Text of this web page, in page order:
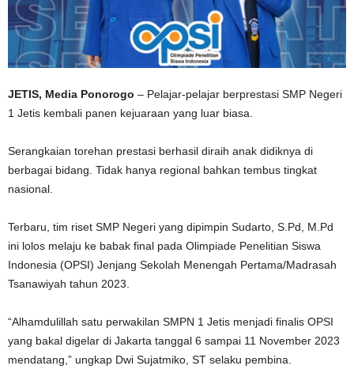
JETIS, Media Ponorogo – Pelajar-pelajar berprestasi SMP Negeri
1 Jetis kembali panen kejuaraan yang luar biasa.
Serangkaian torehan prestasi berhasil diraih anak didiknya di
berbagai bidang. Tidak hanya regional bahkan tembus tingkat
nasional.
Terbaru, tim riset SMP Negeri yang dipimpin Sudarto, S.Pd, M.Pd
ini lolos melaju ke babak final pada Olimpiade Penelitian Siswa
Indonesia (OPSI) Jenjang Sekolah Menengah Pertama/Madrasah
Tsanawiyah tahun 2023.
“Alhamdulillah satu perwakilan SMPN 1 Jetis menjadi finalis OPSI
yang bakal digelar di Jakarta tanggal 6 sampai 11 November 2023
mendatang,” ungkap Dwi Sujatmiko, ST selaku pembina.